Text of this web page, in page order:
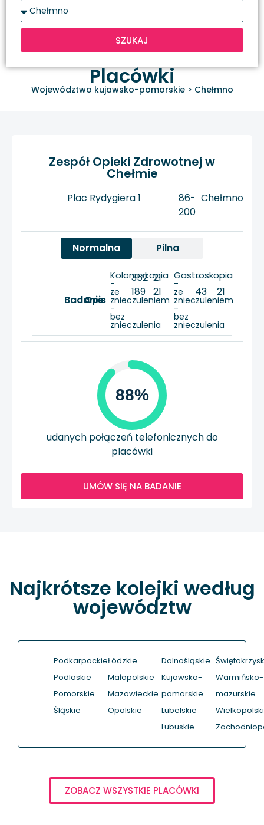
SZUKAJ
Placówki
Województwo kujawsko-pomorskie> Chełmno
Zespół Opieki Zdrowotnej w
Chełmie
Plac Rydygiera 1
86-
200
Chełmno
Normalna Pilna
Badanie
Opis
Kolonoskopia
-
ze
znieczuleniem
-
bez
znieczulenia
352
189
21
21
Gastroskopia
-
ze
znieczuleniem
-
bez
znieczulenia
-
43
-
21
88%
udanych połączeń telefonicznych do
placówki
UMÓW SIĘ NA BADANIE
Najkrótsze kolejki według
województw
Podkarpackie
Podlaskie
Pomorskie
Śląskie
Łódzkie
Małopolskie
Mazowieckie
Opolskie
Dolnośląskie
Kujawsko-
pomorskie
Lubelskie
Lubuskie
Warmińsko-
mazurskie
ZOBACZ WSZYSTKIE PLACÓWKI